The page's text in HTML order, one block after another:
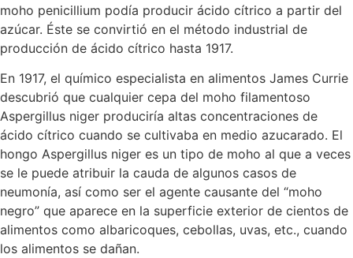
moho penicillium podía producir ácido cítrico a partir del
azúcar. Éste se convirtió en el método industrial de
producción de ácido cítrico hasta 1917.
En 1917, el químico especialista en alimentos James Currie
descubrió que cualquier cepa del moho filamentoso
Aspergillus niger produciría altas concentraciones de
ácido cítrico cuando se cultivaba en medio azucarado. El
hongo Aspergillus niger es un tipo de moho al que a veces
se le puede atribuir la cauda de algunos casos de
neumonía, así como ser el agente causante del “moho
negro” que aparece en la superficie exterior de cientos de
alimentos como albaricoques, cebollas, uvas, etc., cuando
los alimentos se dañan.